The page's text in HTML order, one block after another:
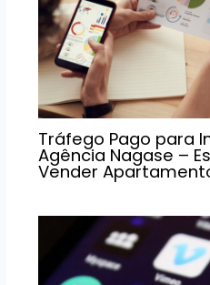
Tráfego Pago para
Agência Nagase –
Vender